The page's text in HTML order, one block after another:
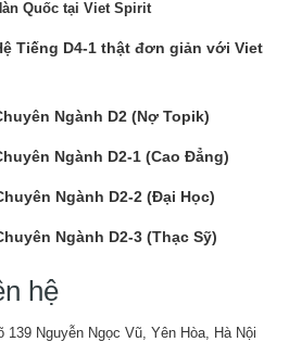
Quốc tại Viet Spirit
Tiếng D4-1 thật đơn giản với Viet
Ngành D2 (Nợ Topik)
Ngành D2-1 (Cao Đẳng)
Ngành D2-2 (Đại Học)
Ngành D2-3 (Thạc Sỹ)
hệ
139 Nguyễn Ngọc Vũ, Yên Hòa, Hà Nội